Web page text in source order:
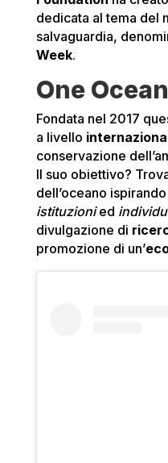
dedicata al tema del
salvaguardia,
Week.
One
Fondata nel 2017
a livello
conservazione
Il suo obiettivo?
dell’oceano ispirando
istituzionied
divulgazione di
promozione di un’